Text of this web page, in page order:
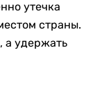
утечка
страны.
а удержать